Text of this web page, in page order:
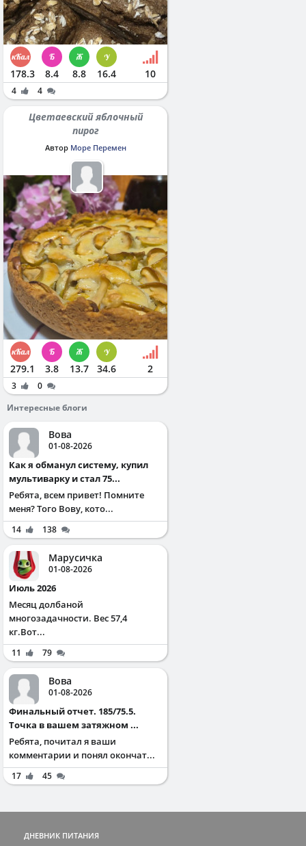
178.3 8.4 8.8 16.4 10
4 4
Цветаевский яблочный
пирог
Автор Море Перемен
279.1 3.8 13.7 34.6 2
3
0
Интересные блоги
Вова
01-08-2026
Как я обманул систему, купил
мультиварку и стал 75...
Ребята, всем привет! Помните
меня? Того Вову, кото...
14 138
Марусичка
01-08-2026
Июль 2026
Месяц долбаной
многозадачности. Вес 57,4
кг.Вот...
11 79
Вова
01-08-2026
Финальный отчет. 185/75.5.
Точка в вашем затяжном ...
Ребята, почитал я ваши
комментарии и понял окончат...
17 45
ДНЕВНИК ПИТАНИЯ